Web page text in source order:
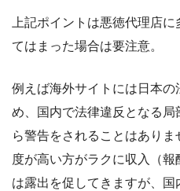
上記ポイントは悪徳代理店
てはまった場合は要注意。
例えば海外サイトには日本
め、国内で法律違反となる
ら警告をされることはあり
度が高い方がラクに収入（
は露出を促してきますが、